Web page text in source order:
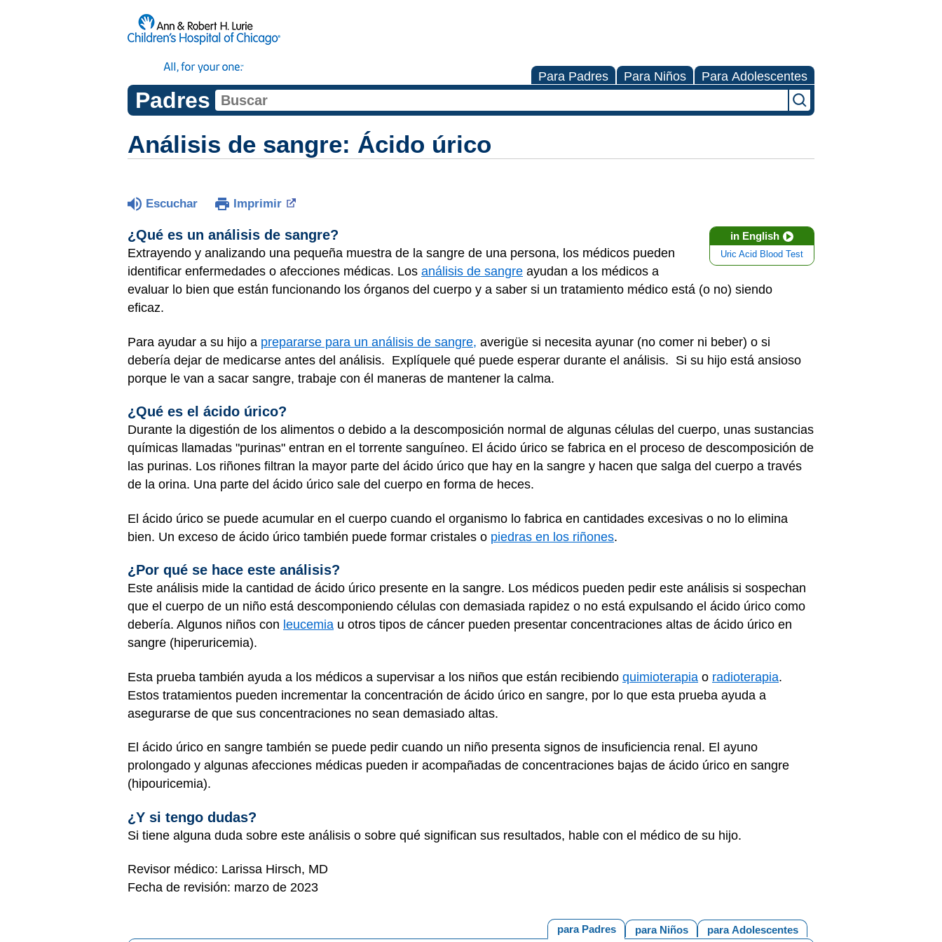
Para Padres Para Niños Para Adolescentes
Padres
Análisis de sangre: Ácido úrico
Escuchar Imprimir
in English
Uric Acid Blood Test
¿Qué es un análisis de sangre?
Extrayendo y analizando una pequeña muestra de la sangre de una persona, los médicos pueden
identificar enfermedades o afecciones médicas. Los análisis de sangre ayudan a los médicos a
evaluar lo bien que están funcionando los órganos del cuerpo y a saber si un tratamiento médico está (o no) siendo
eficaz.
Para ayudar a su hijo a prepararse para un análisis de sangre, averigüe si necesita ayunar (no comer ni beber) o si
debería dejar de medicarse antes del análisis. Explíquele qué puede esperar durante el análisis. Si su hijo está ansioso
porque le van a sacar sangre, trabaje con él maneras de mantener la calma.
¿Qué es el ácido úrico?
Durante la digestión de los alimentos o debido a la descomposición normal de algunas células del cuerpo, unas sustancias
químicas llamadas "purinas" entran en el torrente sanguíneo. El ácido úrico se fabrica en el proceso de descomposición de
las purinas. Los riñones filtran la mayor parte del ácido úrico que hay en la sangre y hacen que salga del cuerpo a través
de la orina. Una parte del ácido úrico sale del cuerpo en forma de heces.
El ácido úrico se puede acumular en el cuerpo cuando el organismo lo fabrica en cantidades excesivas o no lo elimina
bien. Un exceso de ácido úrico también puede formar cristales o piedras en los riñones.
¿Por qué se hace este análisis?
Este análisis mide la cantidad de ácido úrico presente en la sangre. Los médicos pueden pedir este análisis si sospechan
que el cuerpo de un niño está descomponiendo células con demasiada rapidez o no está expulsando el ácido úrico como
debería. Algunos niños con leucemia u otros tipos de cáncer pueden presentar concentraciones altas de ácido úrico en
sangre (hiperuricemia).
Esta prueba también ayuda a los médicos a supervisar a los niños que están recibiendo quimioterapia o radioterapia.
Estos tratamientos pueden incrementar la concentración de ácido úrico en sangre, por lo que esta prueba ayuda a
asegurarse de que sus concentraciones no sean demasiado altas.
El ácido úrico en sangre también se puede pedir cuando un niño presenta signos de insuficiencia renal. El ayuno
prolongado y algunas afecciones médicas pueden ir acompañadas de concentraciones bajas de ácido úrico en sangre
(hipouricemia).
¿Y si tengo dudas?
Si tiene alguna duda sobre este análisis o sobre qué significan sus resultados, hable con el médico de su hijo.
Revisor médico: Larissa Hirsch, MD
Fecha de revisión: marzo de 2023
para Adolescentes
para Niños
para Padres